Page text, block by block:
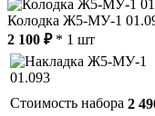
Колодка Ж5-МУ-1
2 100 ₽* 1 шт
Стоимость набора 2